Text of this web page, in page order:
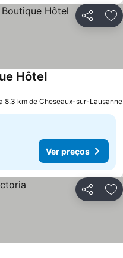
Partilhar
Hôtel
8.3 km de Cheseaux-sur-Lausanne
Ver preços
Partilhar